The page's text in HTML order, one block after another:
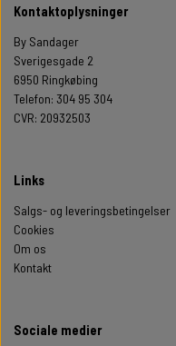
Kontaktoplysninger
By Sandager
Sverigesgade 2
6950 Ringkøbing
Telefon: 304 95 304
CVR: 20932503
Links
Salgs- og leveringsbetingelser
Cookies
Om os
Kontakt
Sociale medier